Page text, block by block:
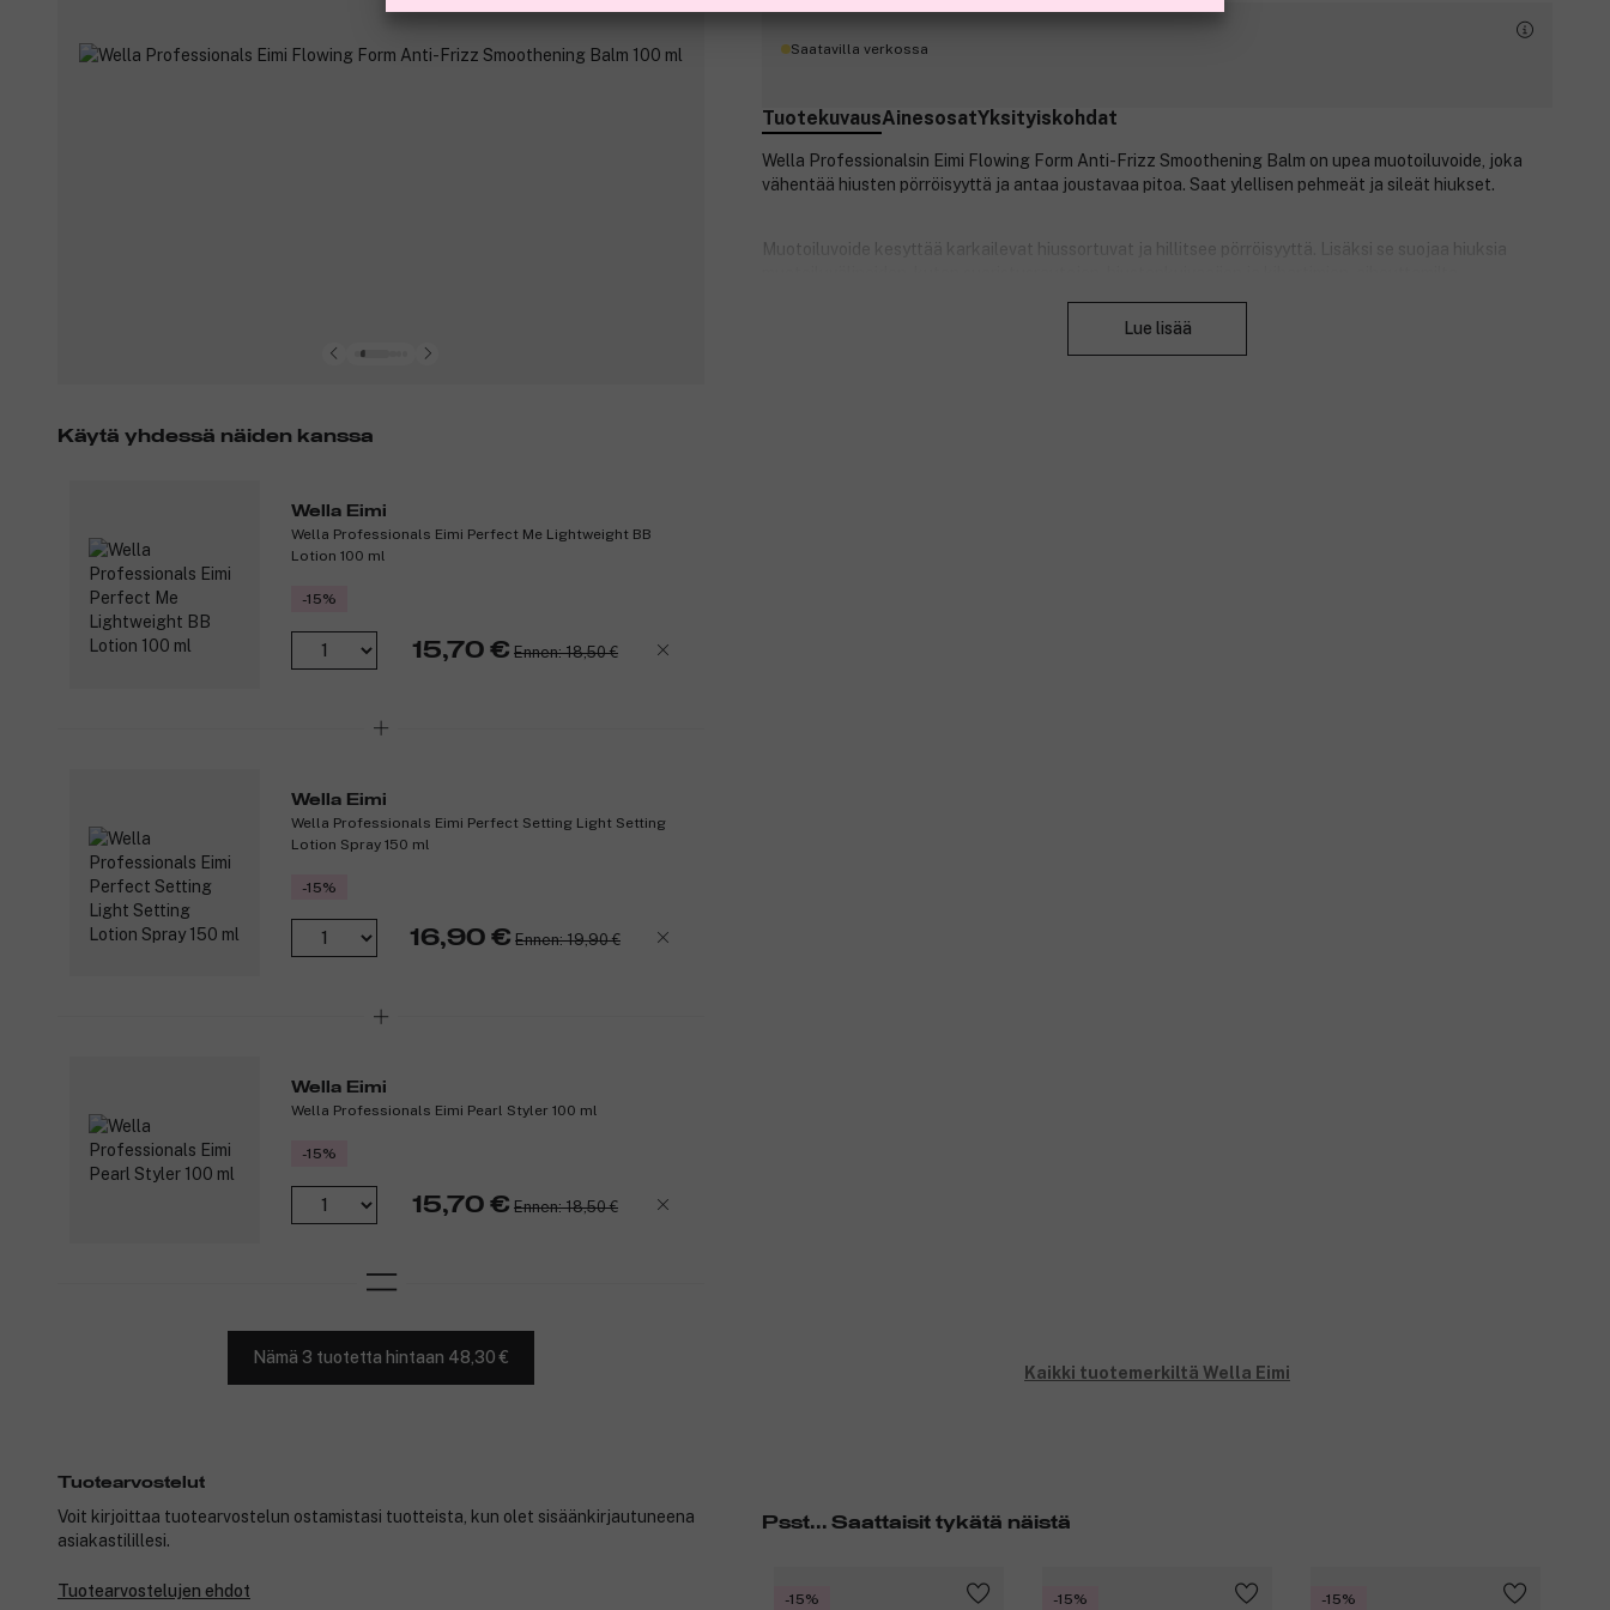
Saatavilla verkossa
TuotekuvausAinesosatYksityiskohdat
Wella Professionalsin Eimi Flowing Form Anti-Frizz Smoothening Balm on upea muotoiluvoide, joka
vähentää hiusten pörröisyyttä ja antaa joustavaa pitoa. Saat ylellisen pehmeät ja sileät hiukset.
Muotoiluvoide kesyttää karkailevat hiussortuvat ja hillitsee pörröisyyttä. Lisäksi se suojaa hiuksia
Lue lisää
Käytä yhdessä näiden kanssa
Wella Eimi
Wella Professionals Eimi Perfect Me Lightweight BB
Lotion 100 ml
-15%
15,70 € Ennen: 18,50 €
Wella Eimi
Wella Professionals Eimi Perfect Setting Light Setting
Lotion Spray 150 ml
-15%
16,90 € Ennen: 19,90 €
Wella Eimi
Wella Professionals Eimi Pearl Styler 100 ml
-15%
15,70 € Ennen: 18,50 €
Nämä 3 tuotetta hintaan 48,30 €
Kaikki tuotemerkiltä Wella Eimi
Psst... Saattaisit tykätä näistä
-15% -15% -15%
Tuotearvostelut
Voit kirjoittaa tuotearvostelun ostamistasi tuotteista, kun olet sisäänkirjautuneena
asiakastilillesi.
Tuotearvostelujen ehdot